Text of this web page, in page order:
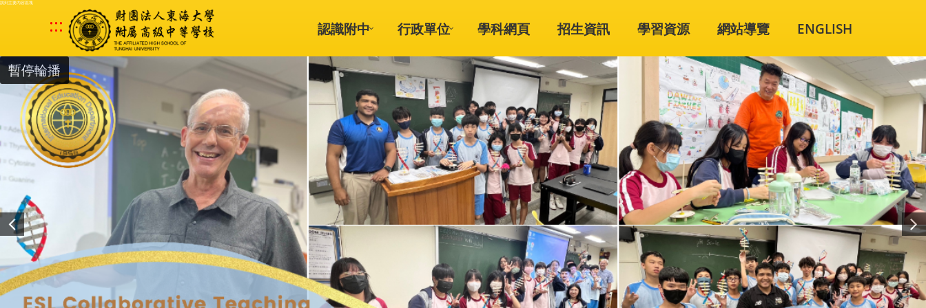
跳到主要內容區塊
::: 認識附中 行政單位 學科網頁 招生資訊 學習資源 網站導覽 ENGLISH
暫停輪播